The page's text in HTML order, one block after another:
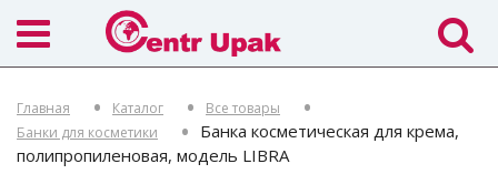
Главная Каталог
Все товары
Банки для косметики
Банка косметическая для крема,
полипропиленовая, модель LIBRA